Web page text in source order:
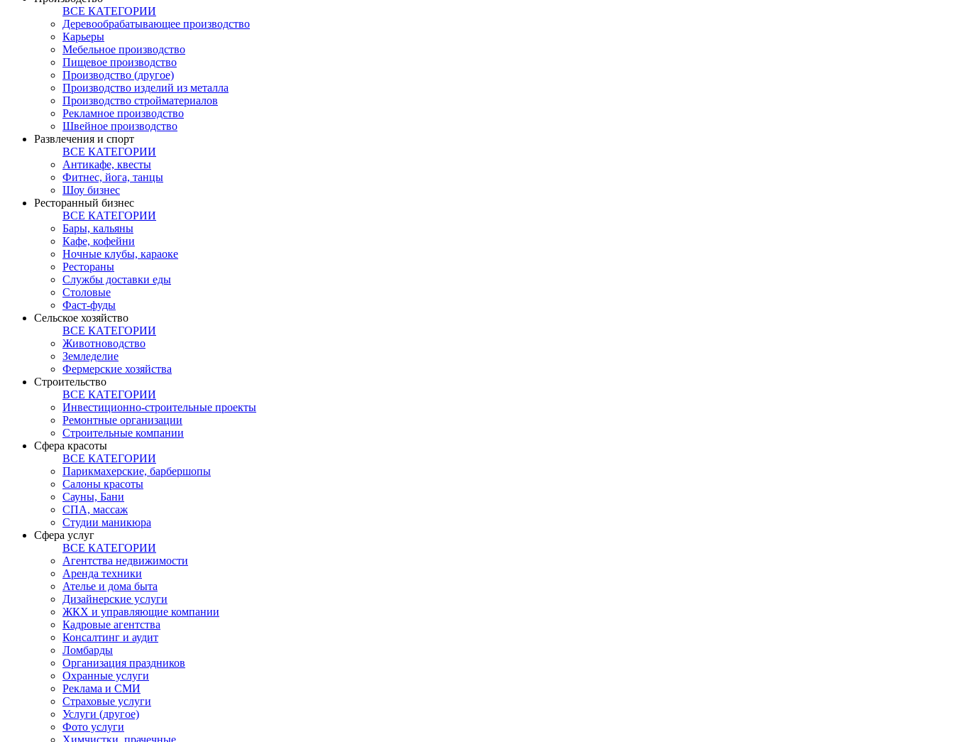
ВСЕ КАТЕГОРИИ
Деревообрабатывающее производство
Карьеры
Мебельное производство
Пищевое производство
Производство (другое)
Производство изделий из металла
Производство стройматериалов
Рекламное производство
Швейное производство
Развлечения и спорт
ВСЕ КАТЕГОРИИ
Антикафе, квесты
Фитнес, йога, танцы
Шоу бизнес
Ресторанный бизнес
ВСЕ КАТЕГОРИИ
Бары, кальяны
Кафе, кофейни
Ночные клубы, караоке
Рестораны
Службы доставки еды
Столовые
Фаст-фуды
Сельское хозяйство
ВСЕ КАТЕГОРИИ
Животноводство
Земледелие
Фермерские хозяйства
Строительство
ВСЕ КАТЕГОРИИ
Инвестиционно-строительные проекты
Ремонтные организации
Строительные компании
Сфера красоты
ВСЕ КАТЕГОРИИ
Парикмахерские, барбершопы
Салоны красоты
Сауны, Бани
СПА, массаж
Студии маникюра
Сфера услуг
ВСЕ КАТЕГОРИИ
Агентства недвижимости
Аренда техники
Ателье и дома быта
Дизайнерские услуги
ЖКХ и управляющие компании
Кадровые агентства
Консалтинг и аудит
Ломбарды
Организация праздников
Охранные услуги
Реклама и СМИ
Страховые услуги
Услуги (другое)
Фото услуги
Химчистки, прачечные